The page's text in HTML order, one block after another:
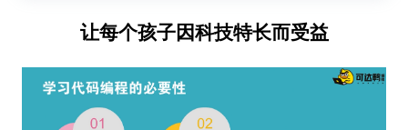
让每个孩子因科技特长而受益